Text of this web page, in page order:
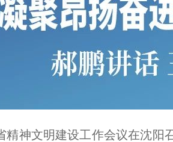
精神文明建设工作会议在沈